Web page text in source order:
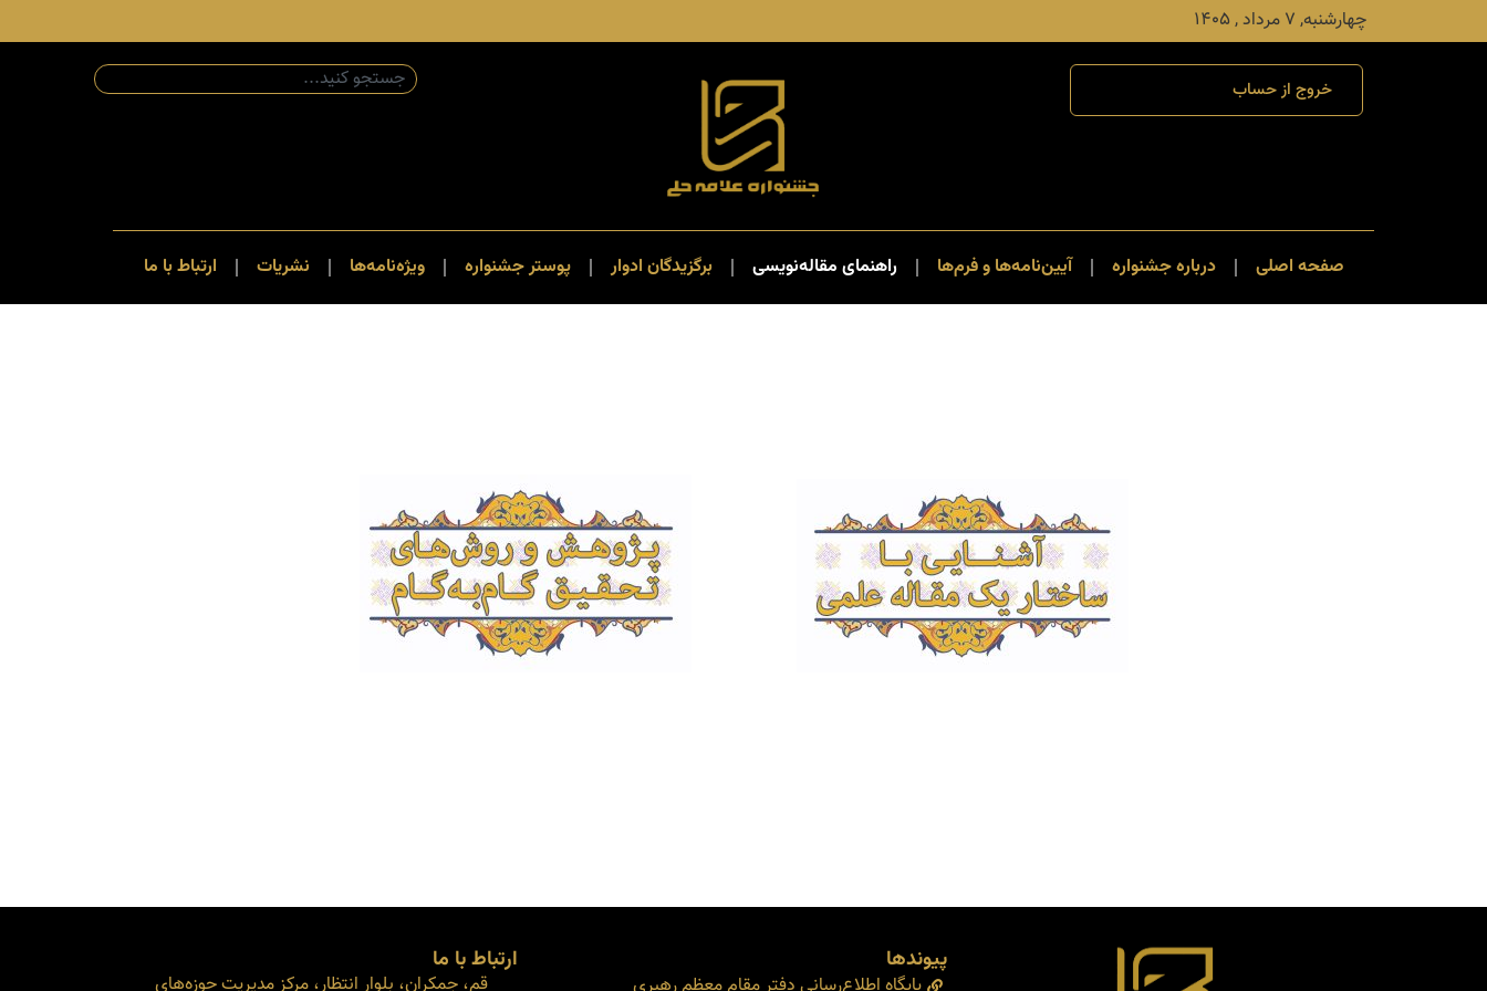
چهارشنبه, ۷ مرداد , ۱۴۰۵
خروج از حساب
صفحه اصلی درباره جشنواره آیین‌نامه‌ها و فرم‌ها راهنمای مقاله‌نویسی برگزیدگان ادوار پوستر جشنواره ویژه‌نامه‌ها نشریات ارتباط با ما
پیوندها ارتباط با ما
قم، جمکران، بلوار انتظار، مرکز مدیریت حوزه‌های